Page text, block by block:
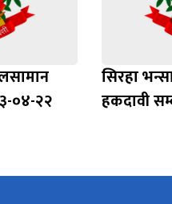
०४-२२
सिरहा
हकदावी